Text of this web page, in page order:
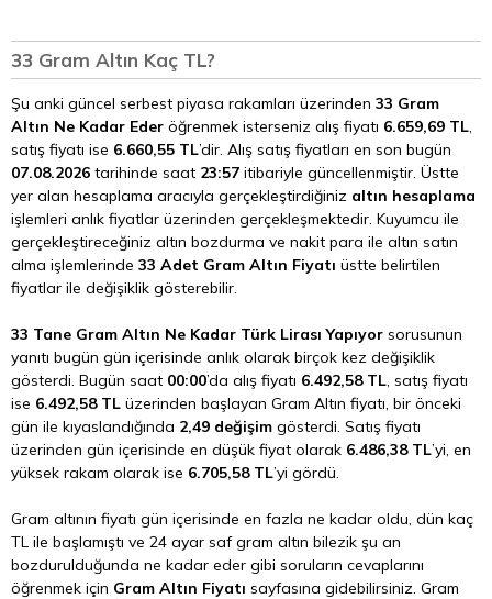
33 Gram Altın Kaç TL?
Şu anki güncel serbest piyasa rakamları üzerinden 33 Gram
Altın Ne Kadar Eder öğrenmek isterseniz alış fiyatı 6.659,69 TL,
satış fiyatı ise 6.660,55 TL’dir. Alış satış fiyatları en son bugün
07.08.2026 tarihinde saat 23:57 itibariyle güncellenmiştir. Üstte
yer alan hesaplama aracıyla gerçekleştirdiğiniz altın hesaplama
işlemleri anlık fiyatlar üzerinden gerçekleşmektedir. Kuyumcu ile
gerçekleştireceğiniz altın bozdurma ve nakit para ile altın satın
alma işlemlerinde 33 Adet Gram Altın Fiyatı üstte belirtilen
fiyatlar ile değişiklik gösterebilir.
33 Tane Gram Altın Ne Kadar Türk Lirası Yapıyor sorusunun
yanıtı bugün gün içerisinde anlık olarak birçok kez değişiklik
gösterdi. Bugün saat 00:00’da alış fiyatı 6.492,58 TL, satış fiyatı
ise 6.492,58 TL üzerinden başlayan Gram Altın fiyatı, bir önceki
gün ile kıyaslandığında 2,49 değişim gösterdi. Satış fiyatı
üzerinden gün içerisinde en düşük fiyat olarak 6.486,38 TL’yi, en
yüksek rakam olarak ise 6.705,58 TL’yi gördü.
Gram altının fiyatı gün içerisinde en fazla ne kadar oldu, dün kaç
TL ile başlamıştı ve 24 ayar saf gram altın bilezik şu an
bozdurulduğunda ne kadar eder gibi soruların cevaplarını
öğrenmek için Gram Altın Fiyatı sayfasına gidebilirsiniz. Gram